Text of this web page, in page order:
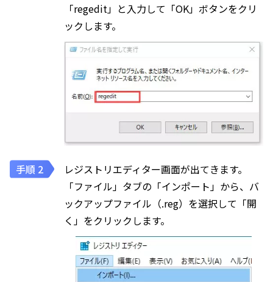
「regedit」と入力して「OK」ボタンをクリ
ックします。
レジストリエディター画面が出てきます。
「ファイル」タブの「インポート」から、バ
ックアップファイル（.reg）を選択して「開
く」をクリックします。